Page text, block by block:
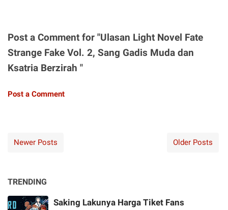
Post a Comment for "Ulasan Light Novel Fate
Strange Fake Vol. 2, Sang Gadis Muda dan
Ksatria Berzirah "
Post a Comment
Newer Posts Older Posts
TRENDING
Saking Lakunya Harga Tiket Fans